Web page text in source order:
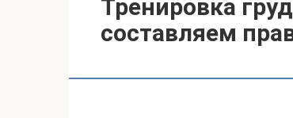
Тренировка
составляем